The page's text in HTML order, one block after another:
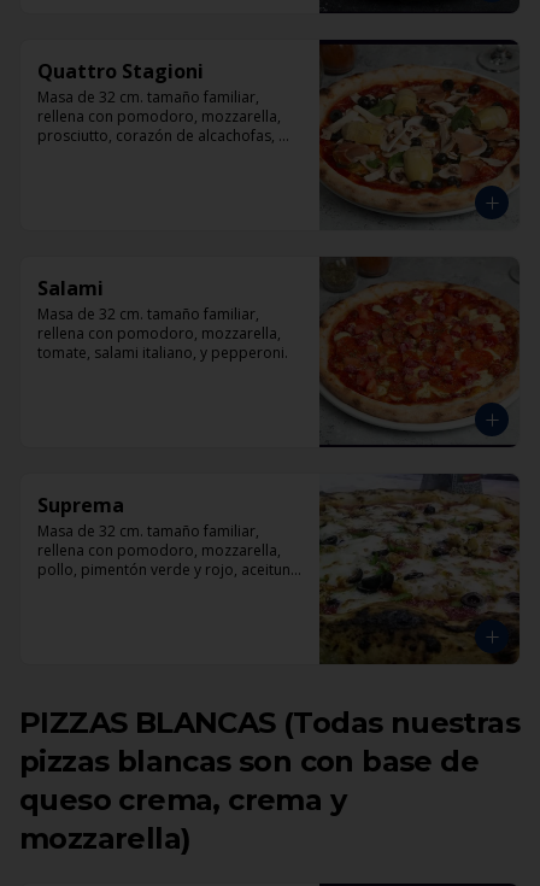
Quattro Stagioni
Masa de 32 cm. tamaño familiar,
rellena con pomodoro, mozzarella,
prosciutto, corazón de alcachofas,
Salami
Masa de 32 cm. tamaño familiar,
rellena con pomodoro, mozzarella,
tomate, salami italiano, y pepperoni.
Suprema
Masa de 32 cm. tamaño familiar,
rellena con pomodoro, mozzarella,
pollo, pimentón verde y rojo, aceituna
PIZZAS BLANCAS (Todas nuestras
pizzas blancas son con base de
queso crema, crema y
mozzarella)